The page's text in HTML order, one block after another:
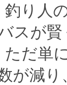
釣り人
スが賢
ただ単
が減り